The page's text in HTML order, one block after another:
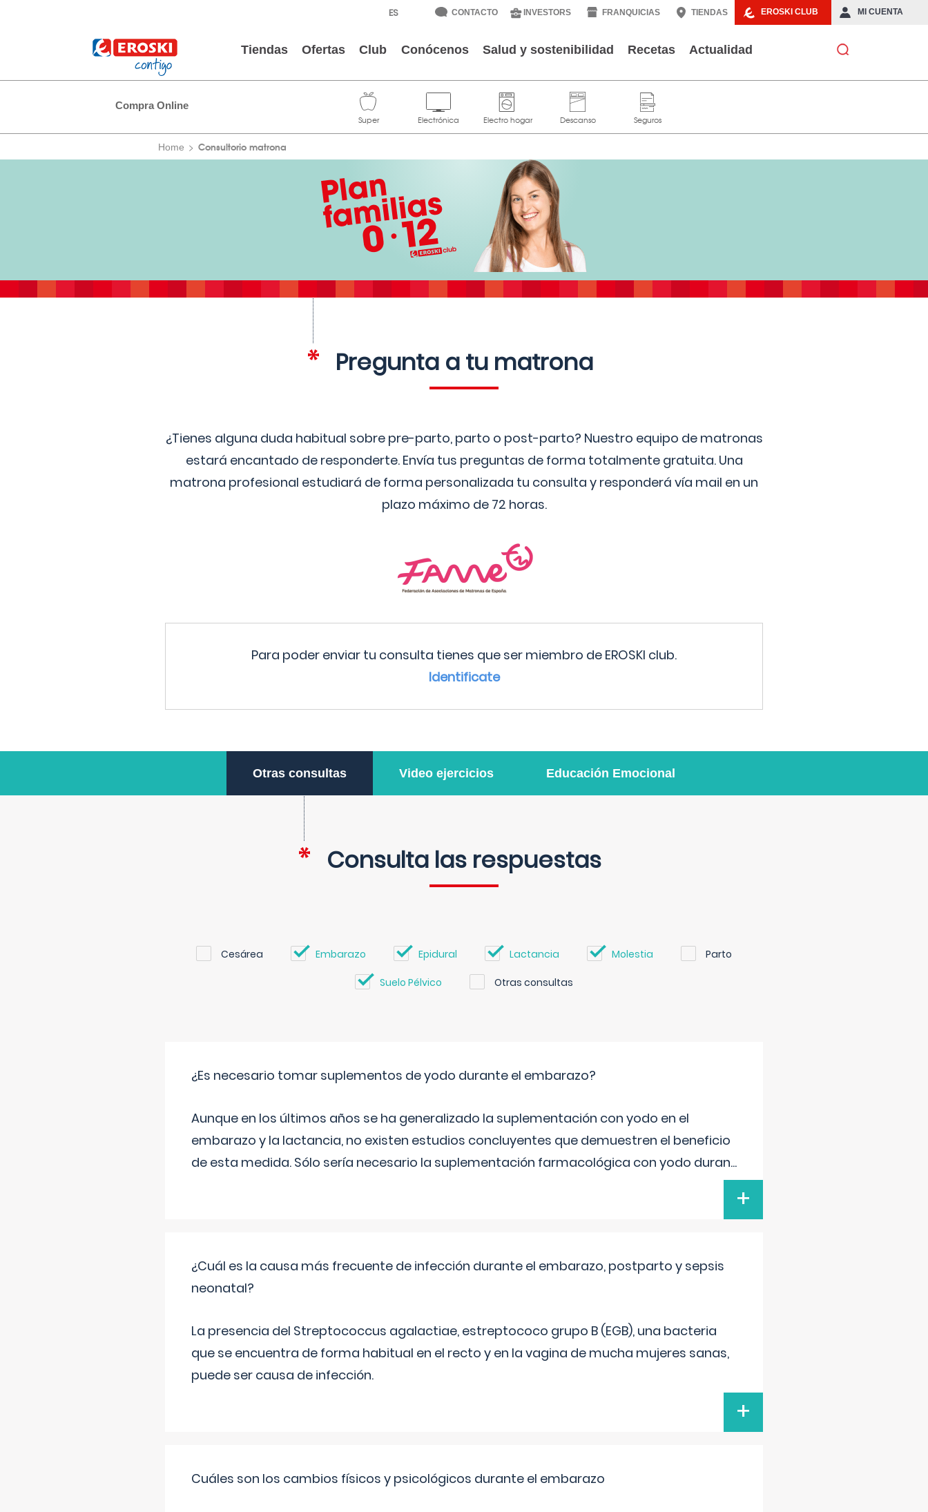
EROSKI CLUB MI CUENTA
CONTACTO INVESTORS FRANQUICIAS TIENDAS
Tiendas Ofertas Club Conócenos Salud y sostenibilidad Recetas Actualidad
Compra Online
Home Consultorio matrona
Pregunta a tu matrona
¿Tienes alguna duda habitual sobre pre-parto, parto o post-parto? Nuestro equipo de matronas
estará encantado de responderte. Envía tus preguntas de forma totalmente gratuita. Una
matrona profesional estudiará de forma personalizada tu consulta y responderá vía mail en un
plazo máximo de 72 horas.
Para poder enviar tu consulta tienes que ser miembro de EROSKI club.
Identificate
Otras consultas Video ejercicios Educación Emocional
Consulta las respuestas
Cesárea Embarazo Epidural Lactancia Molestia Parto
Suelo Pélvico Otras consultas
¿Es necesario tomar suplementos de yodo durante el embarazo?
Aunque en los últimos años se ha generalizado la suplementación con yodo en el
embarazo y la lactancia, no existen estudios concluyentes que demuestren el beneficio
de esta medida. Sólo sería necesario la suplementación farmacológica con yodo duran...
+
¿Cuál es la causa más frecuente de infección durante el embarazo, postparto y sepsis
neonatal?
La presencia del Streptococcus agalactiae, estreptococo grupo B (EGB), una bacteria
que se encuentra de forma habitual en el recto y en la vagina de mucha mujeres sanas,
puede ser causa de infección.
+
Cuáles son los cambios físicos y psicológicos durante el embarazo